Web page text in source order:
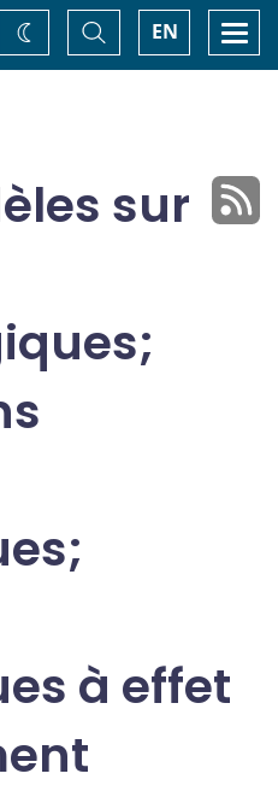
EN
Basculer
la
recherche
Changez
de
sur
à effet